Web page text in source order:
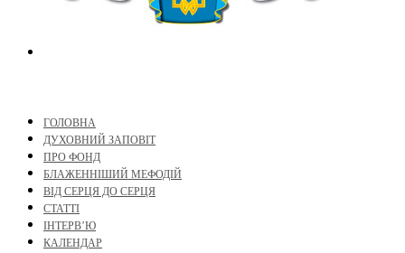
ГОЛОВНА
ДУХОВНИЙ ЗАПОВІТ
ПРО ФОНД
БЛАЖЕННІШИЙ МЕФОДІЙ
ВІД СЕРЦЯ ДО СЕРЦЯ
СТАТТІ
ІНТЕРВ’Ю
КАЛЕНДАР